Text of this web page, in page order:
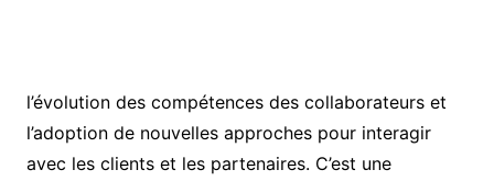
l’évolution des compétences des collaborateurs et l’adoption de nouvelles approches pour interagir avec les clients et les partenaires. C’est une démarche holistique qui vise à créer de nouvelles sources de valeur et à s’adapter aux attentes d’un marché en mutation. Pourquoi cette distinction est-elle fondamentale ? La digitalisation est tactique : elle optimise des parties spécifiques de l’entreprise. La transformation numérique est stratégique : elle redéfinit l’orientation globale et la raison d’être de l’organisation. Une entreprise peut être digitalisée sans avoir entamé sa transformation numérique complète. La véritable résilience et croissance à long terme résident dans la transformation numérique. Les piliers technologiques de cette révolution La transformation des modèles d’affaires est intrinsèquement liée à l’émergence et à la démocratisation de technologies de pointe. Ces innovations ne sont pas de simples outils, mais de véritables catalyseurs qui permettent aux entreprises de repenser leurs opérations, leurs offres et leurs interactions. L’intelligence artificielle (IA) et le machine learning (apprentissage automatique) se placent au cœur de cette révolution. Ces technologies ont déjà bouleversé des secteurs comme la finance, la santé, la recherche et le développement. Elles permettent une analyse plus rapide et plus précise de volumes massifs de données, ouvrant la voie à des prises de décision éclairées, à la personnalisation des services et à l’automatisation de tâches complexes. Par exemple, l’IA peut prédire les tendances du marché, optimiser les chaînes d’approvisionnement ou même générer du contenu. Le cloud computing offre une flexibilité et une scalabilité sans précédent. Il permet aux entreprises d’accéder à des infrastructures informatiques puissantes à la demande, sans investissements lourds en matériel. Cette capacité à stocker, gérer et traiter des données à distance facilite la collaboration, le déploiement rapide de nouvelles applications et l’adaptation aux fluctuations de l’activité. L’Internet des objets (IoT) connecte des milliards d’appareils, collectant des données en temps réel sur l’environnement physique. Pour les entreprises, cela se traduit par une meilleure connaissance de l’utilisation de leurs produits, une maintenance prédictive, et la création de services innovants basés sur ces informations. Un capteur dans une machine industrielle peut alerter sur une panne imminente, transformant un modèle de vente de produits en un modèle de service de performance. La blockchain, avec sa capacité à créer des registres distribués et immuables, apporte une nouvelle dimension de confiance et de transparence. Elle trouve des applications dans la sécurisation des transactions, la traçabilité des produits, la gestion des contrats intelligents et la protection des données, impactant potentiellement la finance, la logistique et la propriété intellectuelle. L’impact sur l’expérience client et les stratégies de vente Le numérique a fondamentalement modifié les attentes des consommateurs et, par conséquent, les approches commerciales des entreprises. L’expérience client est devenue un différenciateur clé, et les technologies digitales sont les principaux leviers pour l’améliorer. La transformation d’un lieu physique de vente illustre parfaitement cette évolution. Grâce aux technologies digitales et émergentes, les magasins peuvent désormais offrir une expérience d’achat enrichie. Des bornes interactives aux cabines d’essayage connectées, en passant par la réalité augmentée pour visualiser des produits chez soi, le parcours client est repensé pour être plus fluide, personnalisé et engageant. Les données collectées en magasin et en ligne permettent de comprendre les préférences individuelles et de proposer des offres ciblées, renforçant ainsi la fidélité. Les stratégies omnicanales sont devenues la norme. Les clients s’attendent à une expérience cohérente, qu’ils interagissent avec une marque en ligne, via les réseaux sociaux, par téléphone ou en magasin physique. Le numérique rend possible cette synergie, en intégrant les différents points de contact et en assurant un suivi client unifié. Un client qui commence ses recherches sur un site web peut les poursuivre en magasin, où un vendeur aura accès à son historique de navigation pour lui offrir un conseil pertinent. De plus, l’analyse des données clients, rendue possible par les outils numériques, permet une personnalisation à grande échelle. Les entreprises peuvent segmenter leur audience avec une précision inégalée, proposer des produits et services adaptés aux besoins spécifiques de chaque groupe, et même anticiper les désirs futurs. Cette approche centrée sur le client favorise non seulement les ventes, mais aussi la construction d’une relation durable et significative. L’optimisation des processus internes et la productivité Au-delà de l’interface client, le numérique opère une métamorphose profonde des opérations internes des entreprises, avec un impact direct sur leur efficacité et leur productivité. L’automatisation des processus robotiques (RPA) en est un exemple frappant : elle permet de confier aux logiciels des tâches répétitives et basées sur des règles, libérant ainsi les collaborateurs pour des activités à plus forte valeur ajoutée. L’analyse de données massives (Big Data) transforme la manière dont les décisions sont prises. En collectant et en traitant d’énormes volumes d’informations provenant de diverses sources (ventes, marketing, production, chaîne d’approvisionnement), les entreprises peuvent identifier des tendances, déceler des inefficacités et optimiser leurs opérations. Par exemple, une usine peut utiliser l’analyse prédictive pour anticiper les pannes de machines et planifier la maintenance avant que la production ne soit interrompue. Dans de nombreux secteurs, l’IA et le machine learning révolutionnent la productivité. Prenons l’exemple des agents immobiliers : ces professionnels peuvent désormais utiliser des outils basés sur l’IA pour évaluer plus précisément les biens, identifier les acheteurs potentiels correspondant à des critères spécifiques, ou encore automatiser la gestion des rendez-vous et des relances. Cela leur permet de consacrer plus de temps aux interactions humaines et à la négociation, améliorant ainsi leur performance globale. Le télétravail, devenu une norme pour beaucoup, est une autre illustration de cette transformation. Les outils collaboratifs numériques, les plateformes de communication unifiées et les accès sécurisés aux systèmes d’information ont rendu possible le travail à distance, offrant aux entreprises une plus grande flexibilité et la capacité d’attirer des talents au-delà des contraintes géographiques. Nouveaux modèles d’affaires émergents Le numérique n’optimise pas seulement les modèles existants ; il catalyse l’émergence de types de modèles d’affaires entièrement nouveaux. Pour survivre à cette transformation, les entreprises de toutes tailles doivent réviser leur capacité à innover et à s’adapter. Le modèle de l’économie de plateforme est l’un des plus emblématiques. Des entreprises comme Airbnb ou Uber ont bousculé leurs secteurs respectifs en connectant directement l’offre et la demande via une interface numérique, sans posséder les actifs physiques (hôtels, voitures) qu’elles mettent en relation. Ces plateformes créent de la valeur en facilitant les échanges et en gérant la confiance entre les utilisateurs. Les modèles basés sur l’abonnement connaissent également un essor considérable. Au lieu de vendre des produits de manière ponctuelle, les entreprises proposent un accès continu à un service ou à un produit pour un paiement régulier. Cela garantit des revenus récurrents et favorise une relation client à long terme. Logiciels en tant que service (SaaS), streaming musical ou vidéo, boîtes de produits personnalisés, tous s’appuient sur cette logique. La monétisation des données est une autre voie. Les entreprises qui collectent et analysent de grandes quantités de données peuvent en tirer de la valeur de diverses manières : en les vendant (anonymisées et agrégées), en les utilisant pour affiner leurs propres services, ou en offrant des analyses et des insights à d’autres acteurs. La donnée devient une ressource précieuse, un actif stratégique. Enfin, le passage d’une économie de produit à une économie de service est de plus en plus visible. Au lieu de vendre un objet, l’entreprise vend la fonction ou le résultat que cet objet procure. Par exemple, un fabricant de pneus pourrait vendre des kilomètres parcourus plutôt que les pneus eux-mêmes, s’engageant sur la performance et la maintenance. « La transformation numérique n’est pas une option, mais une nécessité. Elle exige une vision stratégique claire, une volonté d’expérimenter et une capacité à remettre en question les acquis pour bâtir l’entreprise de demain. » Les défis et les opportunités pour les entreprises Le chemin de la transformation numérique est jalonné de défis, mais il offre également des opportunités sans précédent pour les entreprises qui savent les saisir. L’un des principaux défis réside dans la résistance au changement. Les organisations sont composées d’individus, et modifier des habitudes de travail établies demande un accompagnement et une communication clairs. L’investissement initial peut également être un frein. L’acquisition de nouvelles technologies, la formation des équipes et la refonte des infrastructures représentent des coûts significatifs. Cependant, il est essentiel de considérer ces dépenses comme des investissements stratégiques qui généreront des retours à moyen et long terme en termes d’efficacité, de compétitivité et de croissance. La cybersécurité est un enjeu majeur. À mesure que les entreprises numérisent leurs opérations et collectent davantage de données, elles deviennent des cibles plus attractives pour les cyberattaques. La protection des informations sensibles, la mise en plac